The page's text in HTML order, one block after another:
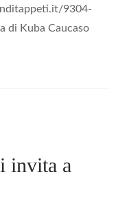
9304-
di Kuba Caucaso
invita a